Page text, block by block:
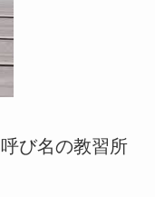
び名の教習所